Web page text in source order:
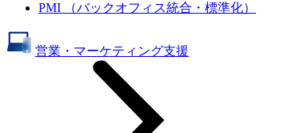
PMI （バックオフィス統合・標準化）
営業・マーケティング支援